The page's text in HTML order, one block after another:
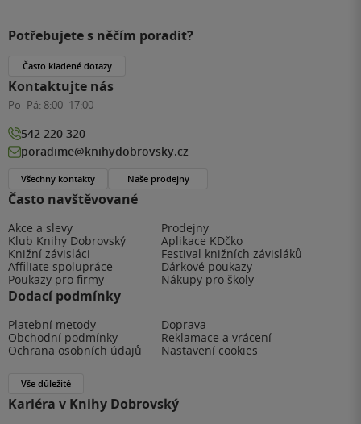
Často navštěvované
Akce a slevy
Prodejny
Klub Knihy Dobrovský
Aplikace KDčko
Knižní závisláci
Festival knižních závisláků
Affiliate spolupráce
Dárkové poukazy
Poukazy pro firmy
Nákupy pro školy
Dodací podmínky
Platební metody
Doprava
Obchodní podmínky
Reklamace a vrácení
Ochrana osobních údajů
Nastavení cookies
Vše důležité
Kariéra v Knihy Dobrovský
Potřebujete s něčím poradit?
Často kladené dotazy
Kontaktujte nás
Po–Pá: 8:00–17:00
542 220 320
poradime@knihydobrovsky.cz
Všechny kontakty Naše prodejny